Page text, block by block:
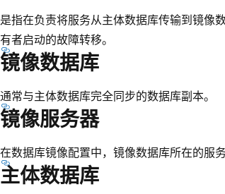
是指在负责将服务从主体数据库传输到镜像
有者启动的故障转移。
镜像数据库
通常与主体数据库完全同步的数据库副本。
镜像服务器
在数据库镜像配置中，镜像数据库所在的服务
主体数据库